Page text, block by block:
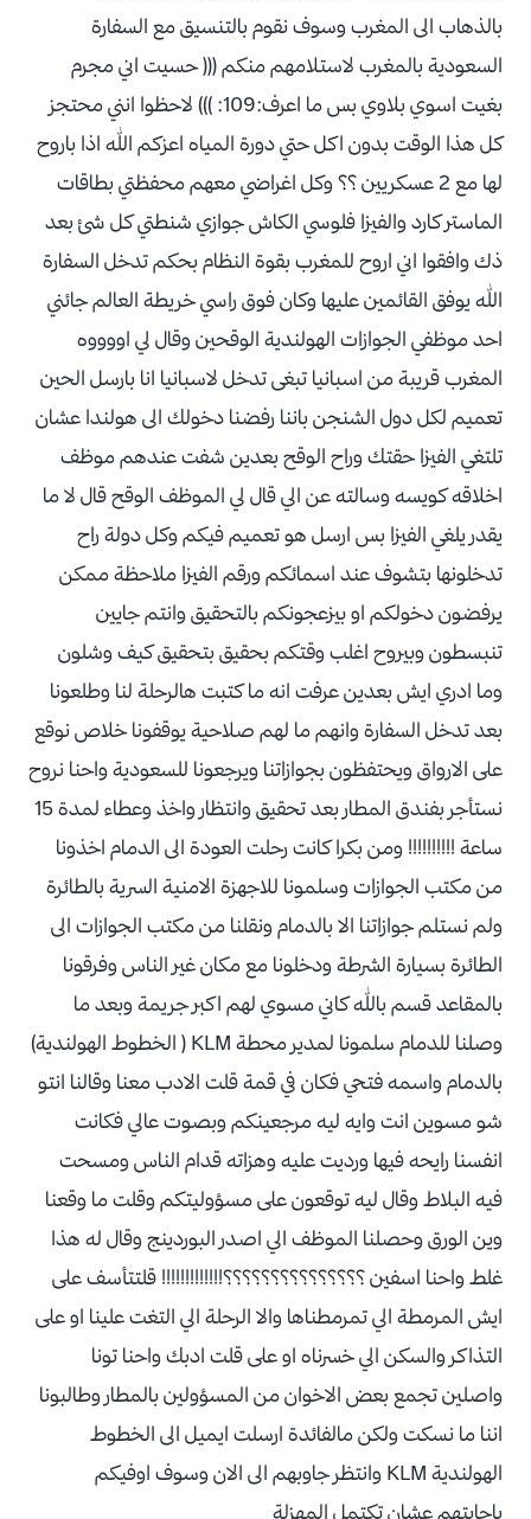
بالذهاب الى المغرب وسوف نقوم بالتنسيق مع السفارة
السعودية بالمغرب لاستلامهم منكم ((( حسيت اني مجرم
بغيت اسوي بلاوي بس ما اعرف:109: ))) لاحظوا انني محتجز
كل هذا الوقت بدون اكل حتي دورة المياه اعزكم الله اذا باروح
لها مع 2 عسكريين ؟؟ وكل اغراضي معهم محفظتي بطاقات
الماستر كارد والفيزا فلوسي الكاش جوازي شنطتي كل شئ بعد
ذك وافقوا اني اروح للمغرب بقوة النظام بحكم تدخل السفارة
الله يوفق القائمين عليها وكان فوق راسي خريطة العالم جائني
احد موظفي الجوازات الهولندية الوقحين وقال لي اووووه
المغرب قريبة من اسبانيا تبغى تدخل لاسبانيا انا بارسل الحين
تعميم لكل دول الشنجن باننا رفضنا دخولك الى هولندا عشان
تلتغي الفيزا حقتك وراح الوقح بعدين شفت عندهم موظف
اخلاقه كويسه وسالته عن الي قال لي الموظف الوقح قال لا ما
يقدر يلغي الفيزا بس ارسل هو تعميم فيكم وكل دولة راح
تدخلونها بتشوف عند اسمائكم ورقم الفيزا ملاحظة ممكن
يرفضون دخولكم او بيزعجونكم بالتحقيق وانتم جايين
تنبسطون وبيروح اغلب وقتكم بحقيق بتحقيق كيف وشلون
وما ادري ايش بعدين عرفت انه ما كتبت هالرحلة لنا وطلعونا
بعد تدخل السفارة وانهم ما لهم صلاحية يوقفونا خلاص نوقع
على الارواق ويحتفظون بجوازاتنا ويرجعونا للسعودية واحنا نروح
نستأجر بفندق المطار بعد تحقيق وانتظار واخذ وعطاء لمدة 15
ساعة !!!!!!!!!! ومن بكرا كانت رحلت العودة الى الدمام اخذونا
من مكتب الجوازات وسلمونا للاجهزة الامنية السرية بالطائرة
ولم نستلم جوازاتنا الا بالدمام ونقلنا من مكتب الجوازات الى
الطائرة بسيارة الشرطة ودخلونا مع مكان غير الناس وفرقونا
بالمقاعد قسم بالله كاني مسوي لهم اكبر جريمة وبعد ما
وصلنا للدمام سلمونا لمدير محطة KLM ( الخطوط الهولندية)
بالدمام واسمه فتحي فكان في قمة قلت الادب معنا وقالنا انتو
شو مسوين انت وايه ليه مرجعينكم وبصوت عالي فكانت
انفسنا رايحه فيها ورديت عليه وهزاته قدام الناس ومسحت
فيه البلاط وقال ليه توقعون على مسؤوليتكم وقلت ما وقعنا
وين الورق وحصلنا الموظف الي اصدر البوردينج وقال له هذا
غلط واحنا اسفين ؟؟؟؟؟؟؟؟؟؟؟؟؟؟؟!!!!!!!!!!!!! قلتتأسف على
ايش المرمطة الي تمرمطناها والا الرحلة الي التغت علينا او على
التذاكر والسكن الي خسرناه او على قلت ادبك واحنا تونا
واصلين تجمع بعض الاخوان من المسؤولين بالمطار وطالبونا
اننا ما نسكت ولكن مالفائدة ارسلت ايميل الى الخطوط
الهولندية KLM وانتظر جاوبهم الى الان وسوف اوفيكم
باجابتهم عشان تكتمل المهزلة